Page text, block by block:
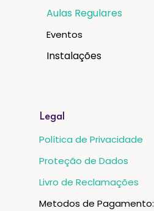
Aulas Regulares
Eventos
Instalações
Legal
Política de Privacidade
Proteção de Dados
Livro de Reclamações
Metodos de Pagamento: